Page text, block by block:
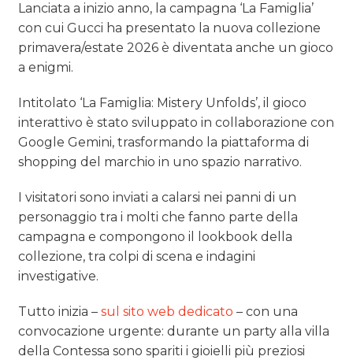
Lanciata a inizio anno, la campagna ‘La Famiglia’
con cui Gucci ha presentato la nuova collezione
primavera/estate 2026 è diventata anche un gioco
a enigmi.
Intitolato ‘La Famiglia: Mistery Unfolds’, il gioco
interattivo è stato sviluppato in collaborazione con
Google Gemini, trasformando la piattaforma di
shopping del marchio in uno spazio narrativo.
I visitatori sono inviati a calarsi nei panni di un
personaggio tra i molti che fanno parte della
campagna e compongono il lookbook della
collezione, tra colpi di scena e indagini
investigative.
Tutto inizia –sul sito web dedicato – con una
convocazione urgente: durante un party alla villa
della Contessa sono spariti i gioielli più preziosi